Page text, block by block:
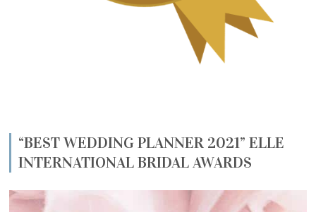
“BEST WEDDING PLANNER 2021” ELLE
INTERNATIONAL BRIDAL AWARDS